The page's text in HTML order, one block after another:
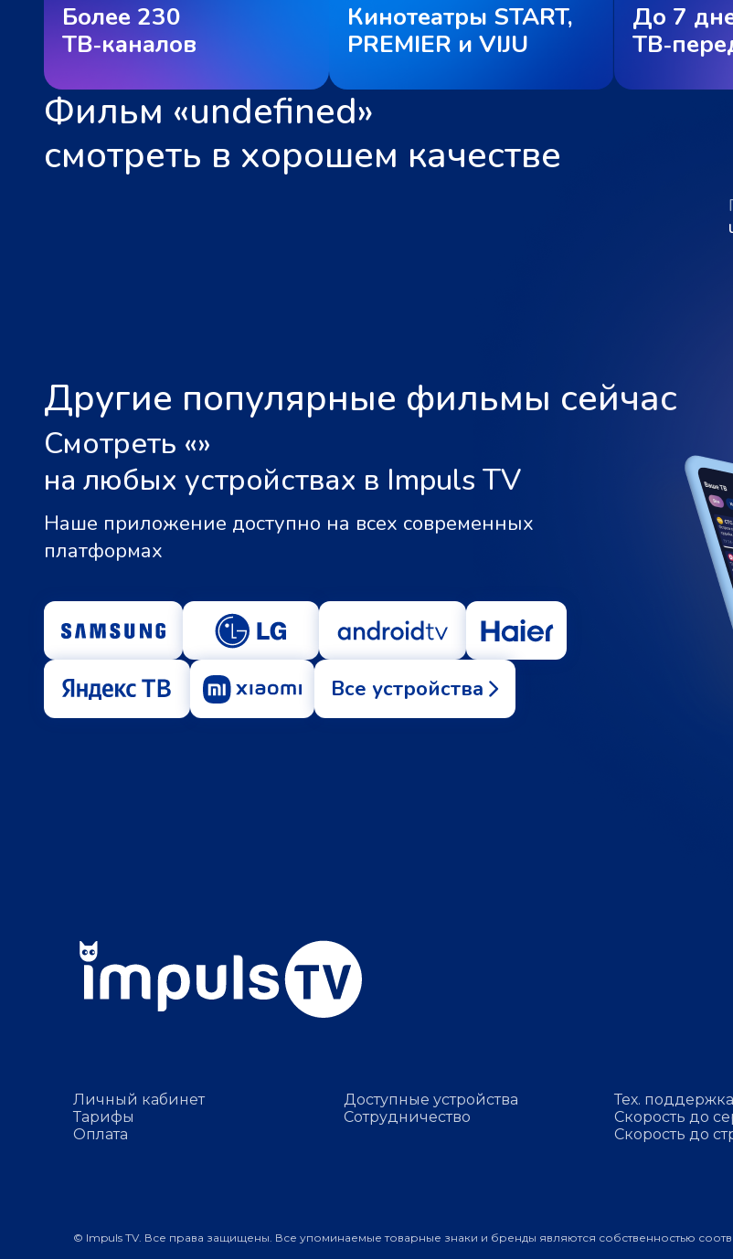
Более 230
ТВ‑каналов
Кинотеатры START,
PREMIER и VIJU
До 7
Фильм «undefined»
смотреть в хорошем качестве
Другие популярные фильмы сейчас
Смотреть «»
на любых устройствах в Impuls TV
Наше приложение доступно на всех современных
платформах
Все устройства
Личный кабинет
Тарифы
Оплата
Доступные устройства
Сотрудничество
Тех. поддержка
Скорость до
Скорость до
© Impuls TV. Все права защищены. Все упоминаемые товарные знаки и бренды являются собственностью